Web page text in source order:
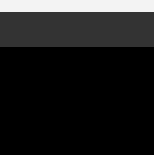
à nord-ouest, dans un secteur qui part
monts, en allusion aux régions